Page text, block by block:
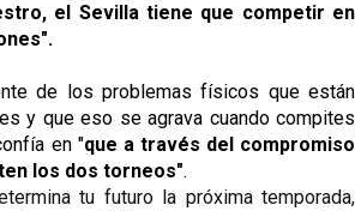
el Sevilla tiene que competir en
de los problemas físicos que están
y que eso se agrava cuando compites
en"que a través del compromiso
los dos torneos".
tu futuro la próxima temporada,